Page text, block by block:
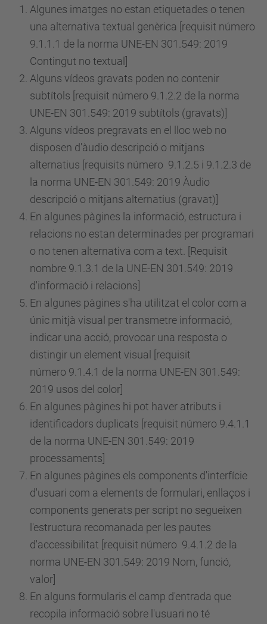
Algunes imatges no estan etiquetades o tenen
una alternativa textual genèrica [requisit número
9.1.1.1 de la norma UNE-EN 301.549: 2019
Contingut no textual]
Alguns vídeos gravats poden no contenir
subtítols [requisit número 9.1.2.2 de la norma
UNE-EN 301.549: 2019 subtítols (gravats)]
Alguns vídeos pregravats en el lloc web no
disposen d'àudio descripció o mitjans
alternatius [requisits número 9.1.2.5 i 9.1.2.3 de
la norma UNE-EN 301.549: 2019 Àudio
descripció o mitjans alternatius (gravat)]
En algunes pàgines la informació, estructura i
relacions no estan determinades per programari
o no tenen alternativa com a text. [Requisit
nombre 9.1.3.1 de la UNE-EN 301.549: 2019
d'informació i relacions]
En algunes pàgines s'ha utilitzat el color com a
únic mitjà visual per transmetre informació,
indicar una acció, provocar una resposta o
distingir un element visual [requisit
número 9.1.4.1 de la norma UNE-EN 301.549:
2019 usos del color]
En algunes pàgines hi pot haver atributs i
identificadors duplicats [requisit número 9.4.1.1
de la norma UNE-EN 301.549: 2019
processaments]
En algunes pàgines els components d'interfície
d'usuari com a elements de formulari, enllaços i
components generats per script no segueixen
l'estructura recomanada per les pautes
d'accessibilitat [requisit número 9.4.1.2 de la
norma UNE-EN 301.549: 2019 Nom, funció,
valor]
En alguns formularis el camp d'entrada que
recopila informació sobre l'usuari no té